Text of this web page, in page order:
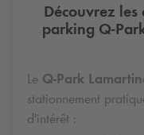
Découvrez
parking Q-
Le Q-Park
stationnement
d'intérêt :